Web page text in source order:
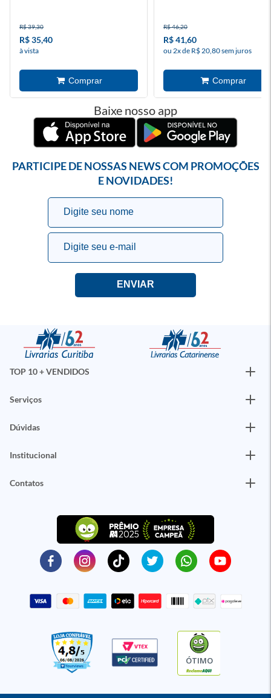
R$ 39,30
R$ 35,40
à vista
R$ 46,20
R$ 41,60
ou 2x de R$ 20,80 sem juros
Baixe nosso app
PARTICIPE DE NOSSAS NEWS COM PROMOÇÕES
E NOVIDADES!
TOP 10 + VENDIDOS
Serviços
Dúvidas
Institucional
Contatos
ÓTIMO